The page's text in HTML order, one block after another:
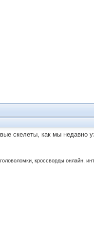
скелеты, как мы недавно
кроссворды онлайн,